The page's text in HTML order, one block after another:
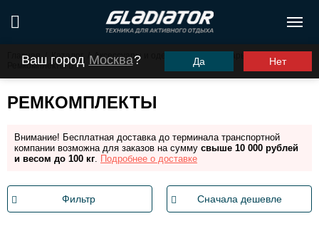
Ваш город Москва? Да Нет
Главная / Каталог Аксессуары и одежда Аксессуары для лодок
Ремкомплекты
РЕМКОМПЛЕКТЫ
Внимание! Бесплатная доставка до терминала транспортной
компании возможна для заказов на сумму свыше 10 000 рублей
и весом до 100 кг. Подробнее о доставке
Фильтр Сначала дешевле